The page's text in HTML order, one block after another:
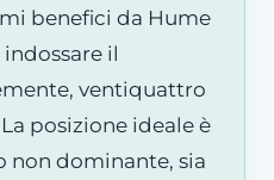
benefici da Hume
il
ventiquattro
posizione ideale è
non dominante, sia